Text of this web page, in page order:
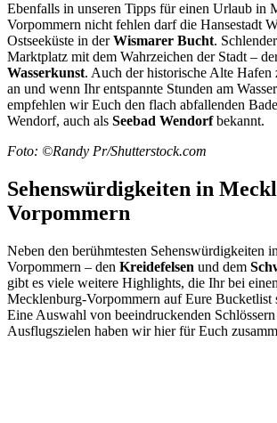
Ebenfalls in unseren Tipps für einen Urlaub in
Vorpommern nicht fehlen darf die Hansestadt
Ostseeküste in derWismarer Bucht.
Marktplatz mit dem Wahrzeichen der Stadt –
Wasserkunst. Auch der historische Alte Hafen
an und wenn Ihr entspannte Stunden am
empfehlen wir Euch den flach abfallenden
Wendorf, auch als Seebad Wendorfbekannt.
Foto: ©Randy Pr/Shutterstock.com
Sehenswürdigkeiten in
Vorpommern
Neben den berühmtesten Sehenswürdigkeiten
Vorpommern – den Kreidefelsen und dem
gibt es viele weitere Highlights, die Ihr bei
Mecklenburg-Vorpommern auf Eure Bucketlist
Eine Auswahl von beeindruckenden
Ausflugszielen haben wir hier für Euch